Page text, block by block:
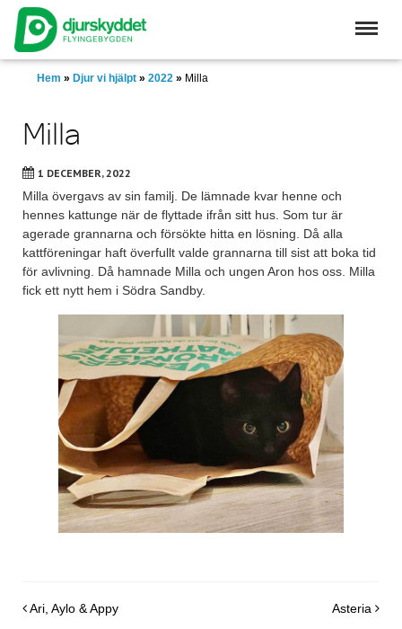
Skip
main
contentHem » Djur vi hjälpt » 2022 » Milla
Milla
1 DECEMBER, 2022
Milla övergavs av sin familj. De lämnade kvar henne och
hennes kattunge när de flyttade ifrån sitt hus. Som tur är
agerade grannarna och försökte hitta en lösning. Då alla
kattföreningar haft överfullt valde grannarna till sist att boka tid
för avlivning. Då hamnade Milla och ungen Aron hos oss. Milla
fick ett nytt hem i Södra Sandby.
Post navigation
Ari, Aylo & Appy Asteria